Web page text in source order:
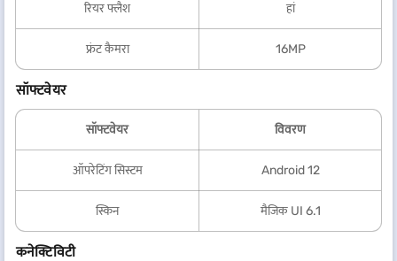
रियर फ्लैश हां
फ्रंट कैमरा 16MP
सॉफ्टवेयर
सॉफ्टवेयर विवरण
ऑपरेटिंग सिस्टम Android 12
स्किन मैजिक UI 6.1
कनेक्टिविटी